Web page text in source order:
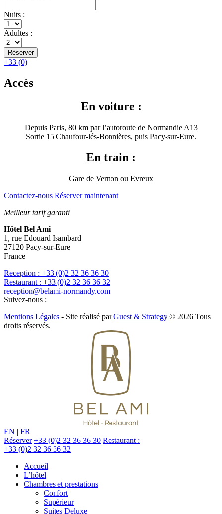
Nuits :
Adultes :
+33 (0)
Accès
En voiture :
Depuis Paris, 80 km par l’autoroute de Normandie A13
Sortie 15 Chaufour-lés-Bonnières, puis Pacy-sur-Eure.
En train :
Gare de Vernon ou Evreux
Contactez-nous Réserver maintenant
Meilleur tarif garanti
Hôtel Bel Ami
1, rue Edouard Isambard
27120 Pacy-sur-Eure
France
Reception : +33 (0)2 32 36 36 30
Restaurant : +33 (0)2 32 36 36 32
reception@belami-normandy.com
Suivez-nous :
Mentions Légales - Site réalisé parGuest & Strategy © 2026 Tous
droits réservés.
EN | FR
Réserver +33 (0)2 32 36 36 30 Restaurant :
+33 (0)2 32 36 36 32
Accueil
L’hôtel
Chambres et prestations
Confort
Supérieur
Suites Deluxe